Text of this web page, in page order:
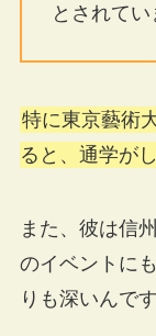
とされてい
特に東京藝術
ると、通学が
また、彼は信
のイベントに
りも深いんです